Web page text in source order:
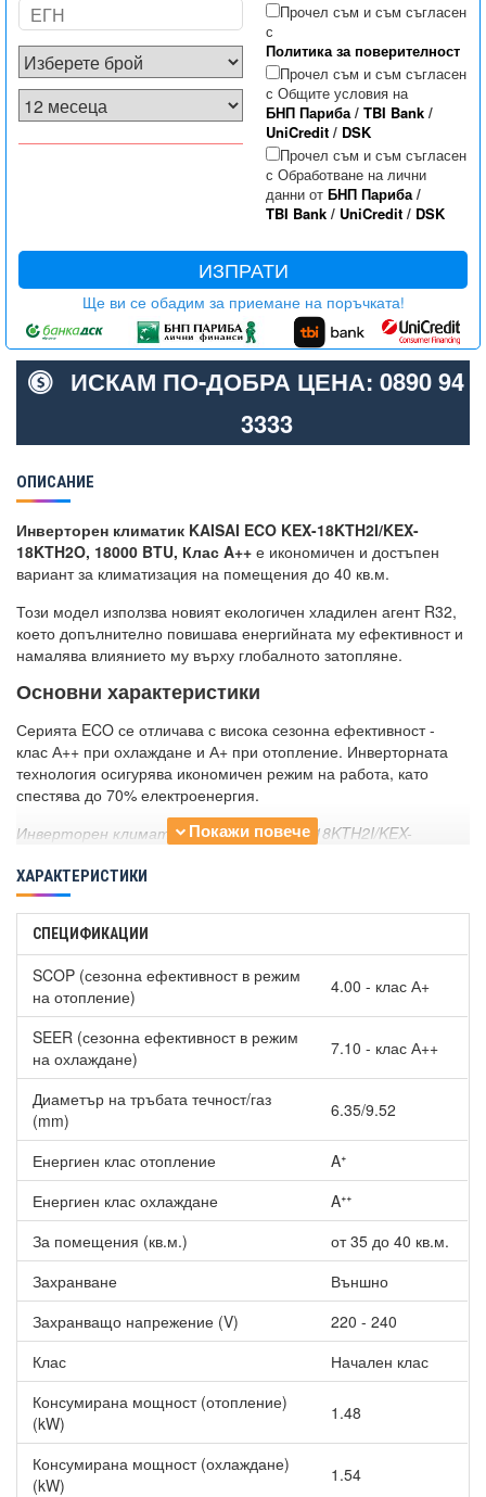
Прочел съм и съм съгласен
с
Политика за поверителност
Прочел съм и съм съгласен
с Общите условия на
БНП Париба/ TBI Bank/
UniCredit/ DSK
Прочел съм и съм съгласен
с Обработване на лични
данни от БНП Париба/
TBI Bank/ UniCredit/ DSK
ИЗПРАТИ
Ще ви се обадим за приемане на поръчката!
ИСКАМ ПО-ДОБРА ЦЕНА: 0890 94
3333
ОПИСАНИЕ
Инверторен климатик KAISAI ECO KEX-18KTH2I/KEX-
18KTH2O, 18000 BTU, Клас A++ е икономичен и достъпен
вариант за климатизация на помещения до 40 кв.м.
Този модел използва новият екологичен хладилен агент R32,
което допълнително повишава енергийната му ефективност и
намалява влиянието му върху глобалното затопляне.
Основни характеристики
Серията ECO се отличава с висока сезонна ефективност -
клас А++ при охлаждане и А+ при отопление. Инверторната
технология осигурява икономичен режим на работа, като
спестява до 70% електроенергия.
Инверторен климатик KAISAI ECO KEX-18KTH2I/KEX-
диапазон на работа: от -15 до +50°С при охлаждане и от -25
до +30°С при отопление.
Мултифункционалното дистанционно управление позволява
на потребителя да зададе желаната температура и да
използва множество полезни функции като самопочистване,
температурен сензор и поддържане на температура от 8°С.
Климатикът е съвместим с технология за управление от
разстояние чрез допълнително закупуване на смарт WiFi
адаптер.
Чист въздух с Инверторен климатик KAISAI ECO KEX-
18KTH2I/KEX-18KTH2O, 18000 BTU, Клас A++
Моделът разполага със система за филтриране на въздуха,
която включва:
Био хепа филтър, който унищожава до 99% от
праховите частици, гъбичките и бактериите.
Филтър със студена катализация, който пречиства
въздуха от вредни газове и химикали.
Функцията за самопочистване премахва влагата по
вътрешното тяло, намалявайки растежа на микроорганизми и
гъбички.
ХАРАКТЕРИСТИКИ
СПЕЦИФИКАЦИИ
SCOP (сезонна ефективност в режим
на отопление)
4.00 - клас А+
SEER (сезонна ефективност в режим
на охлаждане)
7.10 - клас А++
Диаметър на тръбата течност/газ
(mm)
6.35/9.52
Енергиен клас отопление
Aᐩ
Енергиен клас охлаждане
Aᐩᐩ
За помещения (кв.м.)
от 35 до 40 кв.м.
Захранване
Външно
Захранващо напрежение (V)
220 - 240
Клас
Начален клас
Консумирана мощност (отопление)
(kW)
1.48
Консумирана мощност (охлаждане)
(kW)
1.54